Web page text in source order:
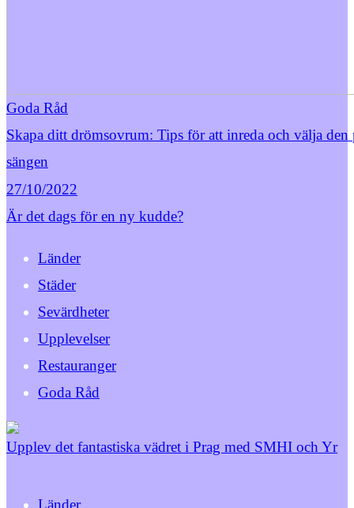
Goda Råd
Skapa ditt drömsovrum: Tips för att inreda och välja den
sängen
27/10/2022
Är det dags för en ny kudde?
Länder
Städer
Sevärdheter
Upplevelser
Restauranger
Goda Råd
Upplev det fantastiska vädret i Prag med SMHI och Yr
Länder